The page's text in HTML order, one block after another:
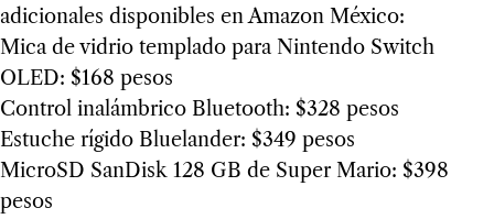
adicionales disponibles en Amazon México:
Mica de vidrio templado para Nintendo Switch
OLED: $168 pesos
Control inalámbrico Bluetooth: $328 pesos
Estuche rígido Bluelander: $349 pesos
MicroSD SanDisk 128 GB de Super Mario: $398
pesos